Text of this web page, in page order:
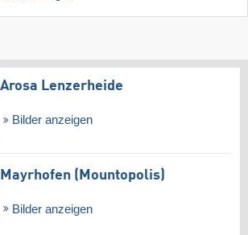
Arosa Lenzerheide
Bilder anzeigen
Mayrhofen (Mountopolis)
Bilder anzeigen